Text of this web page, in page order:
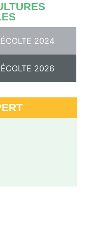
2024
2026